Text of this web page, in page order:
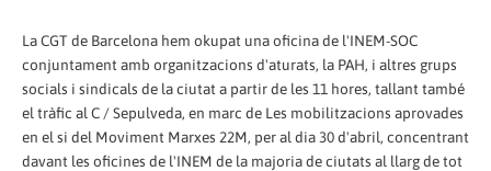
La CGT de Barcelona hem okupat una oficina de l'INEM-SOC
conjuntament amb organitzacions d'aturats, la PAH, i altres grups
socials i sindicals de la ciutat a partir de les 11 hores, tallant també
el tràfic al C / Sepulveda, en marc de Les mobilitzacions aprovades
en el si del Moviment Marxes 22M, per al dia 30 d'abril, concentrant
davant les oficines de l'INEM de la majoria de ciutats al llarg de tot